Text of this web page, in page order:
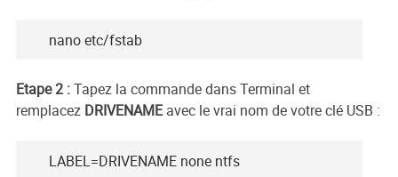
nano etc/fstab
Etape 2 :Tapez la commande dans Terminal et
remplacez DRIVENAMEavec le vrai nom de votre clé USB :
LABEL=DRIVENAME none ntfs